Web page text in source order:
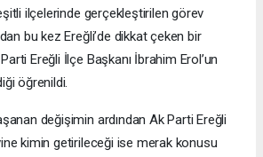
ilçelerinde gerçekleştirilen görev
bu kez Ereğli’de dikkat çeken bir
Ereğli İlçe Başkanı İbrahim Erol’un
öğrenildi.
değişimin ardından Ak Parti Ereğli
kimin getirileceği ise merak konusu